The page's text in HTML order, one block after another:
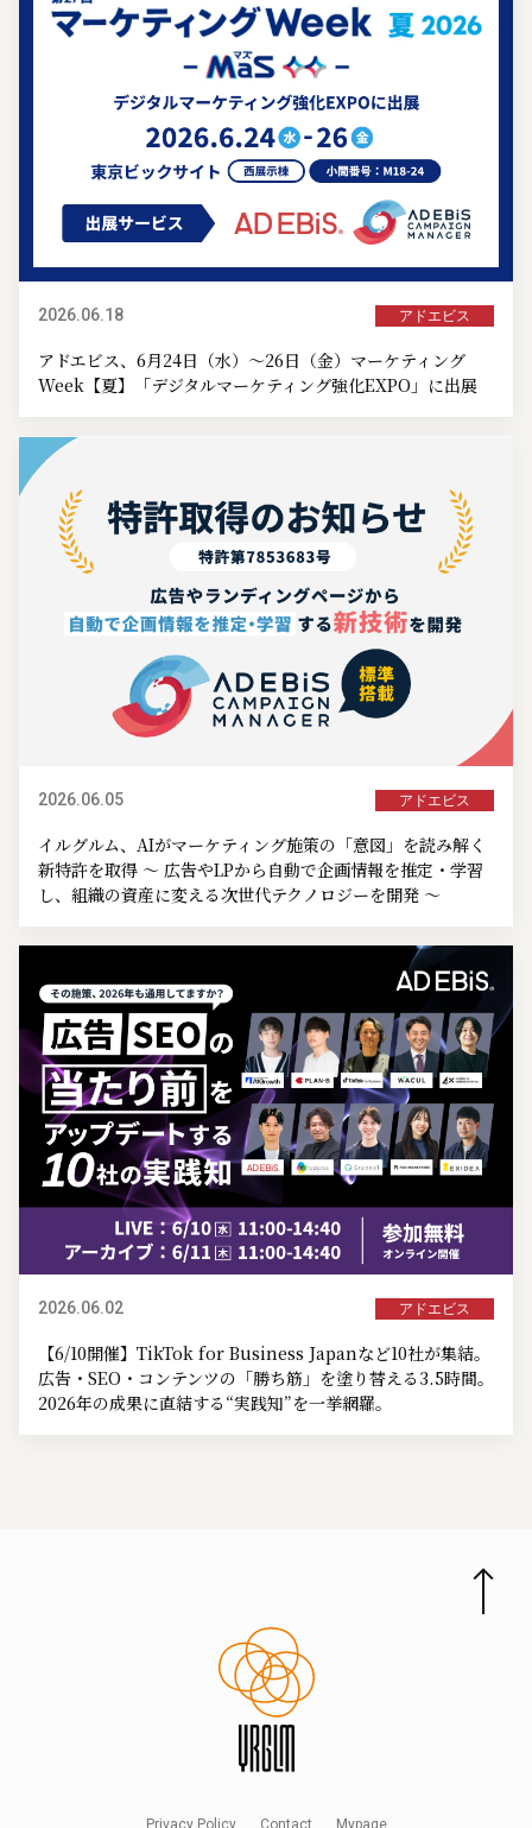
2026.06.18 アドエビス
アドエビス、6月24日（水）～26日（金）マーケティング
Week【夏】「デジタルマーケティング強化EXPO」に出展
2026.06.05 アドエビス
イルグルム、AIがマーケティング施策の「意図」を読み解く
新特許を取得 ～ 広告やLPから自動で企画情報を推定・学習
し、組織の資産に変える次世代テクノロジーを開発 ～
2026.06.02 アドエビス
【6/10開催】TikTok for Business Japanなど10社が集結。
広告・SEO・コンテンツの「勝ち筋」を塗り替える3.5時間。
2026年の成果に直結する“実践知”を一挙網羅。